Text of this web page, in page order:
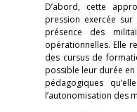
D’abord, cette
pression exercée
présence des
opérationnelles. Elle
des cursus de
possible leur durée
pédagogiques
l’autonomisation des